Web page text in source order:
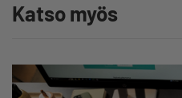
Katso myös